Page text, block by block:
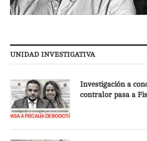
UNIDAD INVESTIGATIVA
Investigación a
contralor pasa a